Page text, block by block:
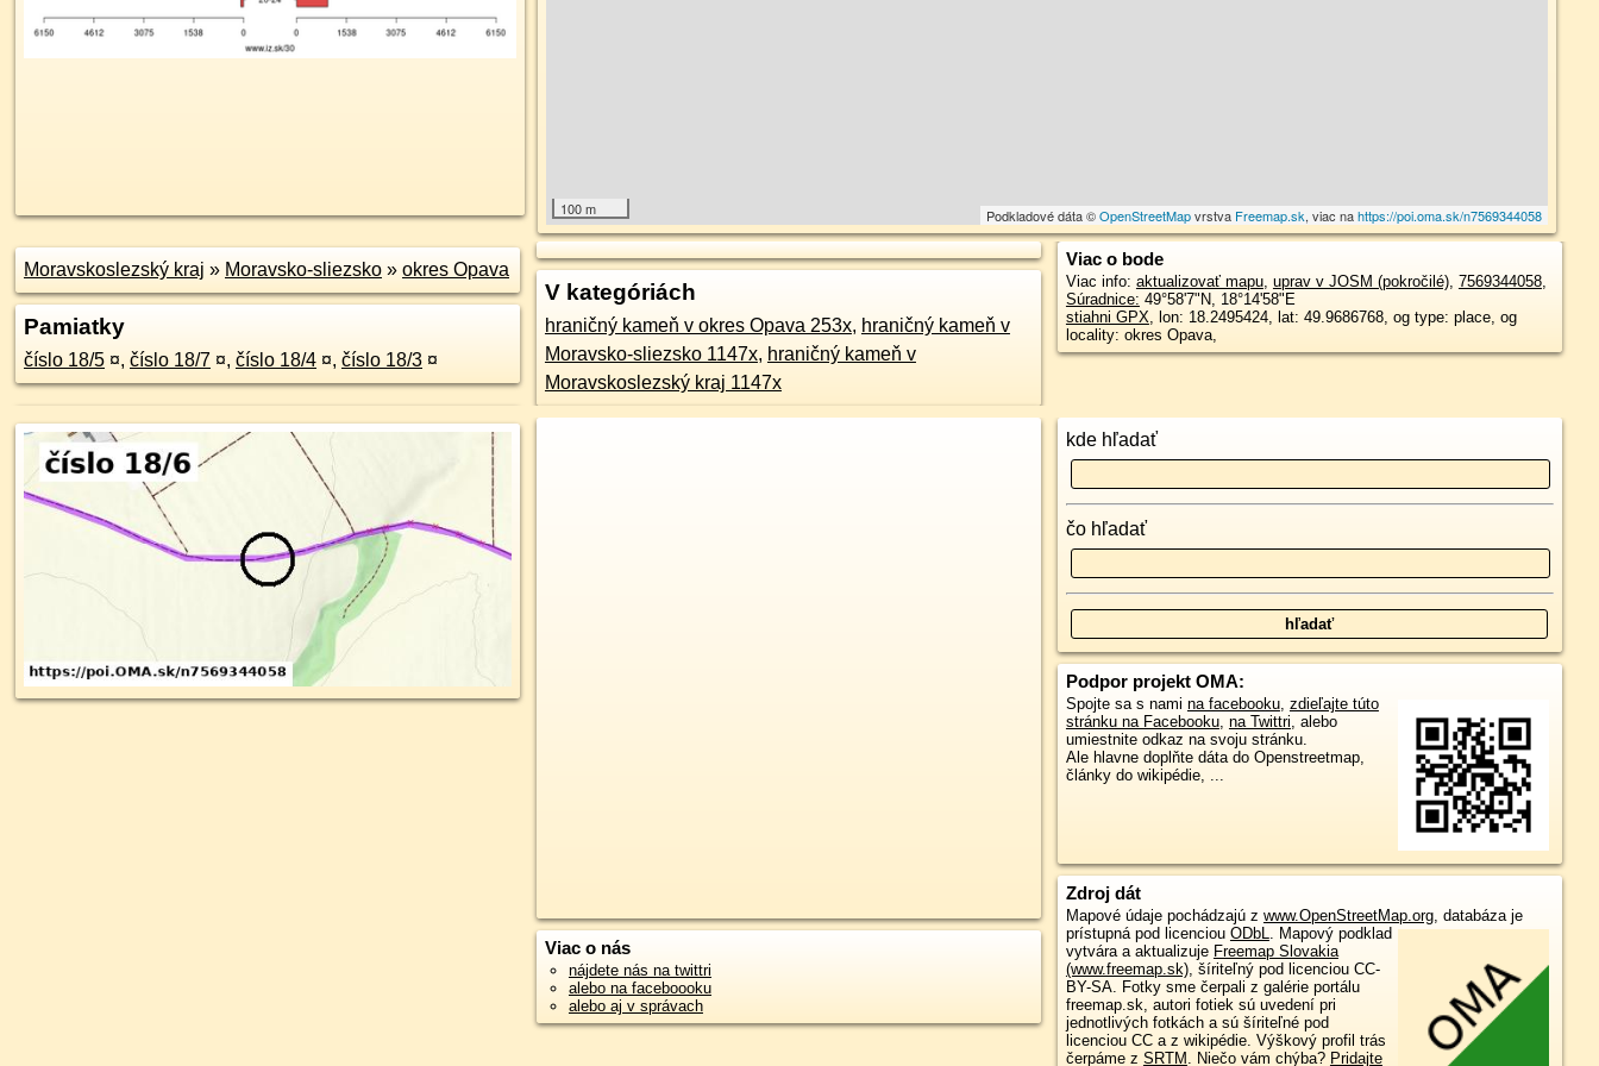
100 m Podkladové dáta ©OpenStreetMapvrstva Freemap.sk, viac nahttps://poi.oma.sk/n7569344058
Moravskoslezský kraj » Moravsko-sliezsko » okres Opava
Pamiatky
číslo 18/5 ¤, číslo 18/7 ¤, číslo 18/4 ¤, číslo 18/3 ¤
V kategóriách
hraničný kameň v okres Opava 253x, hraničný kameň v
Moravsko-sliezsko 1147x, hraničný kameň v
Moravskoslezský kraj 1147x
Viac o bode
Viac info: aktualizovať mapu, uprav v JOSM (pokročilé), 7569344058,
Súradnice: 49°58'7"N, 18°14'58"E
stiahni GPX, lon: 18.2495424, lat: 49.9686768, og type: place, og
locality: okres Opava,
Viac o nás
nájdete nás na twittri
alebo na faceboooku
alebo aj v správach
kde hľadať
čo hľadať
Podpor projekt OMA:
Spojte sa s nami na facebooku, zdieľajte túto
stránku na Facebooku, na Twittri, alebo
umiestnite odkaz na svoju stránku.
Ale hlavne doplňte dáta do Openstreetmap,
články do wikipédie, ...
Zdroj dát
Mapové údaje pochádzajú z www.OpenStreetMap.org, databáza je
prístupná pod licenciou ODbL. Mapový podklad
vytvára a aktualizuje Freemap Slovakia
(www.freemap.sk), šíriteľný pod licenciou CC-
BY-SA. Fotky sme čerpali z galérie portálu
freemap.sk, autori fotiek sú uvedení pri
jednotlivých fotkách a sú šíriteľné pod
licenciou CC a z wikipédie. Výškový profil trás
čerpáme z SRTM . Niečo vám chýba? Pridajte